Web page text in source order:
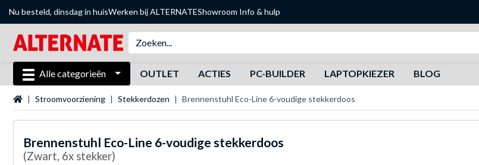
Nu besteld, dinsdag in huisWerken bij ALTERNATEShowroom Info & hulp
Alle categorieën OUTLET ACTIES PC-BUILDER LAPTOPKIEZER BLOG
StartpaginaStroomvoorziening Stekkerdozen Brennenstuhl Eco-Line 6-voudige stekkerdoos
Brennenstuhl Eco-Line 6-voudige stekkerdoos
(Zwart, 6x stekker)